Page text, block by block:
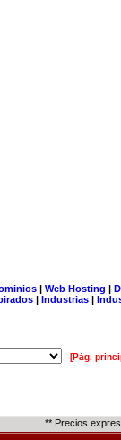
| Web Hosting |
| Industrias |
[Pág.
** Precios